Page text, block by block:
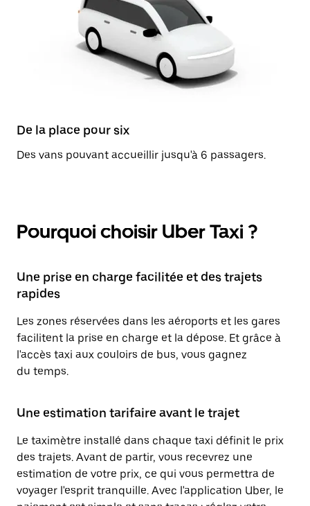
De la place pour six
Des vans pouvant accueillir jusqu'à 6 passagers.
Pourquoi choisir Uber Taxi ?
Une prise en charge facilitée et des trajets
rapides
Les zones réservées dans les aéroports et les gares
facilitent la prise en charge et la dépose. Et grâce à
l'accès taxi aux couloirs de bus, vous gagnez
du temps.
Une estimation tarifaire avant le trajet
Le taximètre installé dans chaque taxi définit le prix
des trajets. Avant de partir, vous recevrez une
estimation de votre prix, ce qui vous permettra de
voyager l'esprit tranquille. Avec l'application Uber, le